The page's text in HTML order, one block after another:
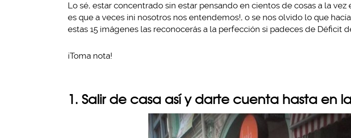
Lo sé, estar concentrado sin estar pensando en cientos de cosas a la
es que a veces ¡ni nosotros nos entendemos!, o se nos olvido lo que
estas 15 imágenes las reconocerás a la perfección si padeces de Déficit
¡Toma nota!
1. Salir de casa así y darte cuenta hasta en